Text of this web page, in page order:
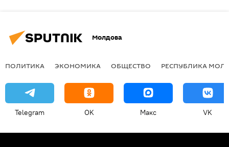
Молдова
ПОЛИТИКА ЭКОНОМИКА ОБЩЕСТВО РЕСПУБЛИКА
Telegram OK Макс VK